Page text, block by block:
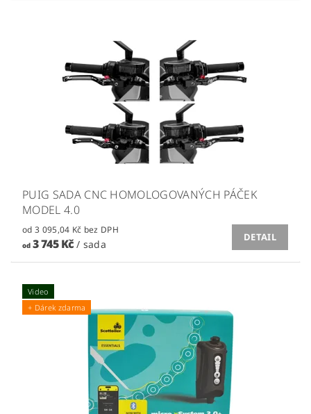
PUIG SADA CNC HOMOLOGOVANÝCH PÁČEK
MODEL 4.0
od 3 095,04 Kč bez DPH
od3 745 Kč/ sada
DETAIL
Video
+ Dárek zdarma